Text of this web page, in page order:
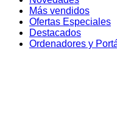
Más vendidos
Ofertas Especiales
Destacados
Ordenadores y